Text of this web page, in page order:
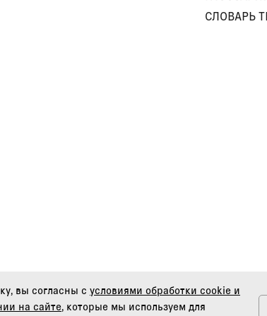
СЛОВАРЬ
вы согласны с условиями обработки cookie и
на сайте, которые мы используем для